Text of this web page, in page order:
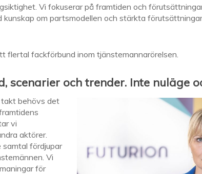
Vi fokuserar på framtiden och
kunskap om partsmodellen och stärkta
flertal fackförbund inom tjänstemannarörelsen.
scenarier och trender. Inte nuläge
takt behövs det
vi
aktörer.
samtal fördjupar
Vi
för